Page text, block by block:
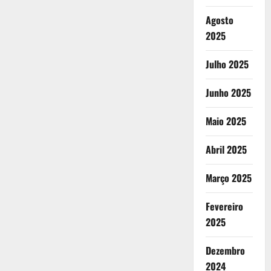
Agosto
2025
Julho 2025
Junho 2025
Maio 2025
Abril 2025
Março 2025
Fevereiro
2025
Dezembro
2024